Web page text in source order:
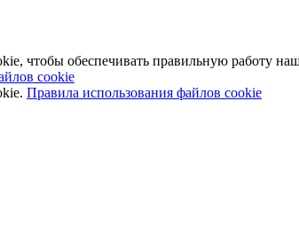
чтобы обеспечивать правильную работу
cookie
Правила использования файлов cookie